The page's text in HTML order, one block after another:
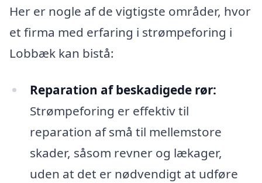
Her er nogle af de vigtigste områder, hvor
et firma med erfaring i strømpeforing i
Lobbæk kan bistå:
Reparation af beskadigede rør:
Strømpeforing er effektiv til
reparation af små til mellemstore
skader, såsom revner og lækager,
uden at det er nødvendigt at udføre